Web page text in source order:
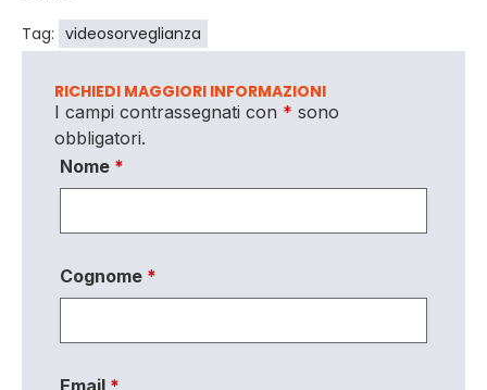
Tag: videosorveglianza
RICHIEDI MAGGIORI INFORMAZIONI
I campi contrassegnati con * sono
obbligatori.
Nome *
Cognome *
Email *